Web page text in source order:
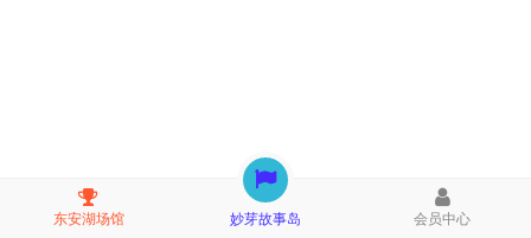
东安湖场馆 妙芽故事岛 会员中心